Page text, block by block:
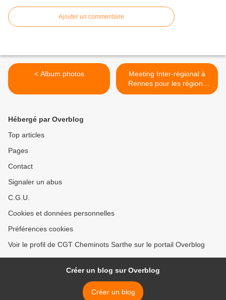
Ajouter un commentaire
< Album photos
Meeting Inter-régional à
Rennes pour les régions
Basse-Normandie,
Hébergé par Overblog
Top articles
Pages
Contact
Signaler un abus
C.G.U.
Cookies et données personnelles
Préférences cookies
Voir le profil de CGT Cheminots Sarthe sur le portail Overblog
Créer un blog sur Overblog
Créer un blog